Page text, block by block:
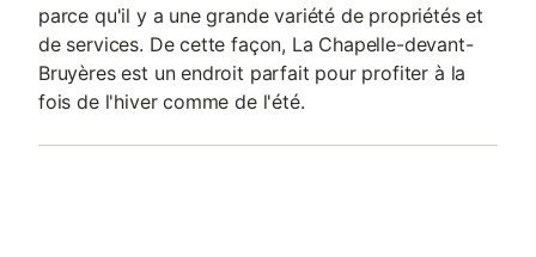
parce qu'il y a une grande variété de propriétés et
de services. De cette façon, La Chapelle-devant-
Bruyères est un endroit parfait pour profiter à la
fois de l'hiver comme de l'été.